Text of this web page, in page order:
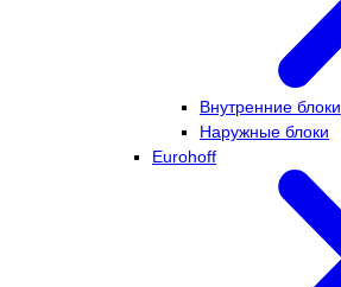
Внутренние блоки
Наружные блоки
Eurohoff